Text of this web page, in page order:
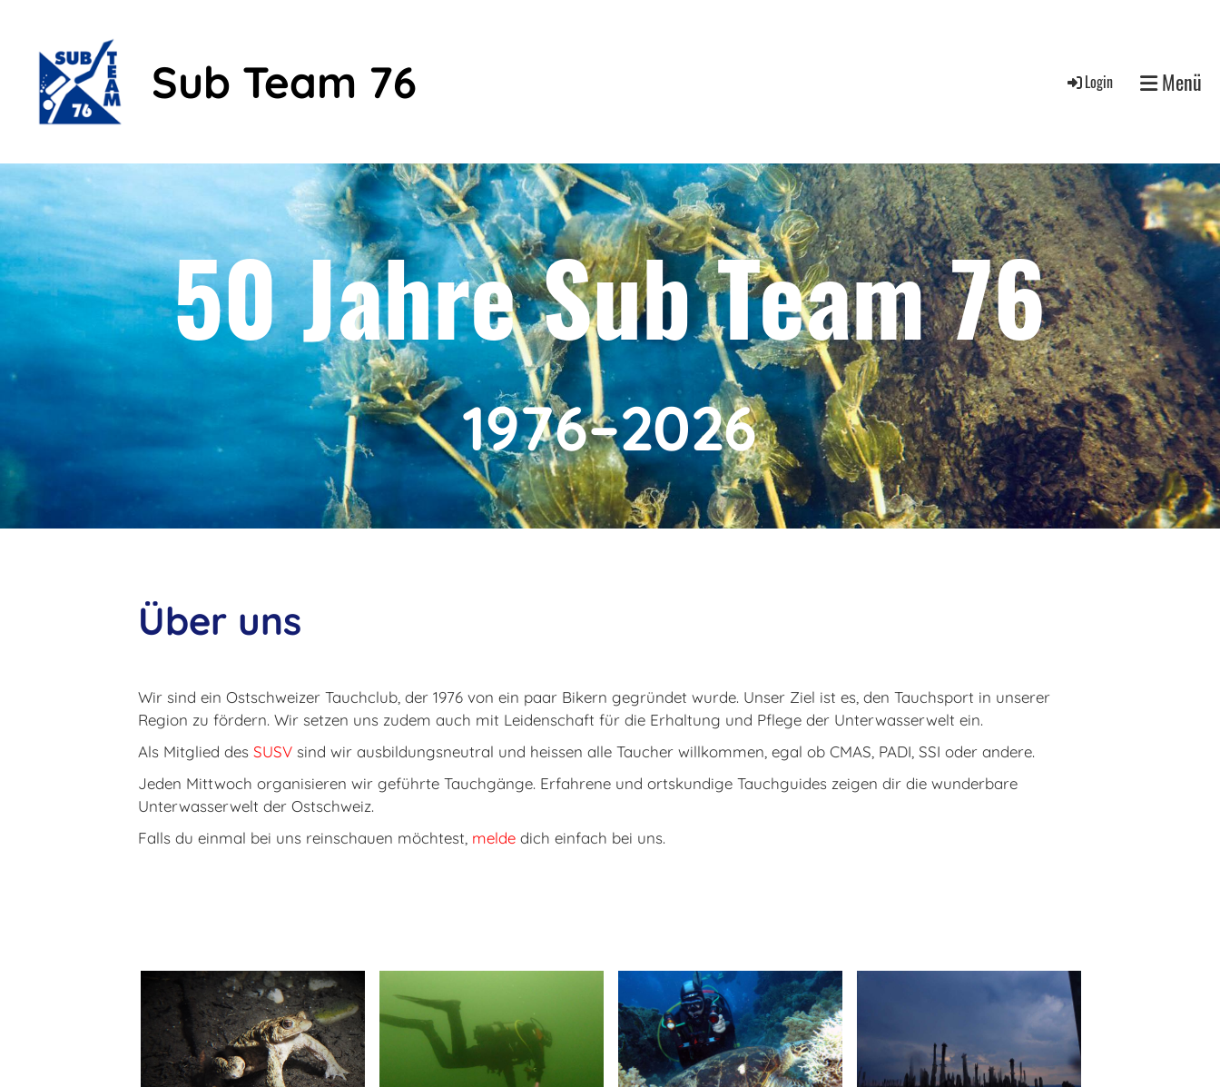
Sub Team 76 Login Menü
50 Jahre Sub Team 76
1976–2026
Über uns
Wir sind ein Ostschweizer Tauchclub, der 1976 von ein paar Bikern gegründet wurde. Unser Ziel ist es, den Tauchsport in unserer
Region zu fördern. Wir setzen uns zudem auch mit Leidenschaft für die Erhaltung und Pflege der Unterwasserwelt ein.
Als Mitglied des SUSV sind wir ausbildungsneutral und heissen alle Taucher willkommen, egal ob CMAS, PADI, SSI oder andere.
Jeden Mittwoch organisieren wir geführte Tauchgänge. Erfahrene und ortskundige Tauchguides zeigen dir die wunderbare
Unterwasserwelt der Ostschweiz.
Falls du einmal bei uns reinschauen möchtest, melde dich einfach bei uns.